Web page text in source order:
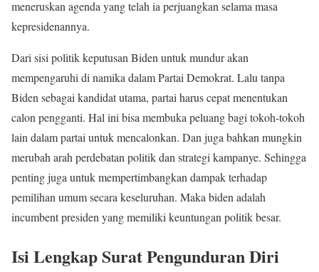
meneruskan agenda yang telah ia perjuangkan selama masa
kepresidenannya.
Dari sisi politik keputusan Biden untuk mundur akan
mempengaruhi di namika dalam Partai Demokrat. Lalu tanpa
Biden sebagai kandidat utama, partai harus cepat menentukan
calon pengganti. Hal ini bisa membuka peluang bagi tokoh-tokoh
lain dalam partai untuk mencalonkan. Dan juga bahkan mungkin
merubah arah perdebatan politik dan strategi kampanye. Sehingga
penting juga untuk mempertimbangkan dampak terhadap
pemilihan umum secara keseluruhan. Maka biden adalah
incumbent presiden yang memiliki keuntungan politik besar.
Isi Lengkap Surat Pengunduran Diri